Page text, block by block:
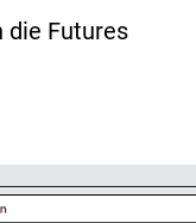
die Futures